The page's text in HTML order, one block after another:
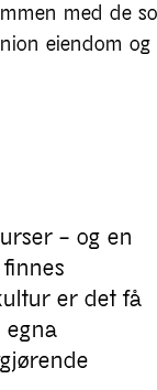
med de
eiendom og
– og en
er det få
egna